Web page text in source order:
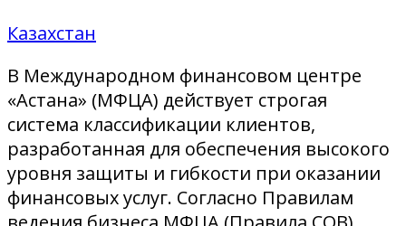
Казахстан
В Международном финансовом центре
«Астана» (МФЦА) действует строгая
система классификации клиентов,
разработанная для обеспечения высокого
уровня защиты и гибкости при оказании
финансовых услуг. Согласно Правилам